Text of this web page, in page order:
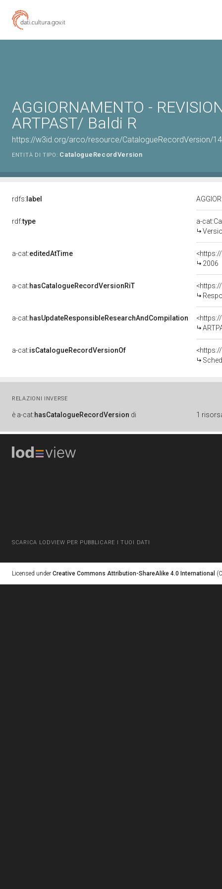
AGGIORNAMENTO -
ARTPAST/ Baldi R
https://w3id.org/arco/resource/CatalogueRecordVersion/
ENTITÀ DI TIPO: CatalogueRecordVersion
rdfs: label
rdf:type
a-
a-cat:editedAtTime
2006
a-cat:hasCatalogueRecordVersionRiT
a-cat:hasUpdateResponsibleResearchAndCompilation
a-cat:isCatalogueRecordVersionOf
RELAZIONI INVERSE
è a-cat:hasCatalogueRecordVersion di 1
SCARICA LODVIEW PER PUBBLICARE I TUOI DATI
Licensed under Creative Commons Attribution-ShareAlike 4.0 International